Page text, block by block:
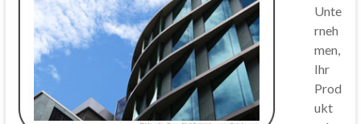
Unte
rneh
men,
Ihr
Prod
ukt